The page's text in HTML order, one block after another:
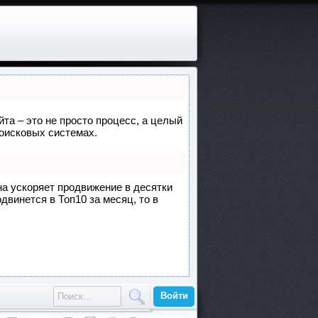
– это не просто процесс, а целый
системах.
ускоряет продвижение в десятки
в Топ10 за месяц, то в
Войти